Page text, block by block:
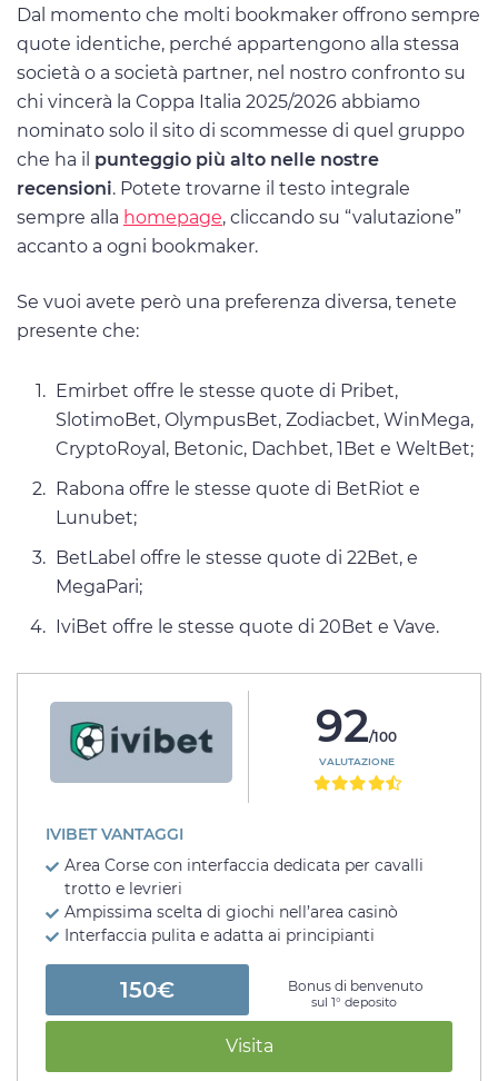
Dal momento che molti bookmaker offrono sempre
quote identiche, perché appartengono alla stessa
società o a società partner, nel nostro confronto su
chi vincerà la Coppa Italia 2025/2026 abbiamo
nominato solo il sito di scommesse di quel gruppo
che ha il punteggio più alto nelle nostre
recensioni. Potete trovarne il testo integrale
sempre alla homepage, cliccando su “valutazione”
accanto a ogni bookmaker.
Se vuoi avete però una preferenza diversa, tenete
presente che:
Emirbet offre le stesse quote di Pribet,
SlotimoBet, OlympusBet, Zodiacbet, WinMega,
CryptoRoyal, Betonic, Dachbet, 1Bet e WeltBet;
Rabona offre le stesse quote di BetRiot e
Lunubet;
BetLabel offre le stesse quote di 22Bet, e
MegaPari;
IviBet offre le stesse quote di 20Bet e Vave.
92/100
VALUTAZIONE
IVIBET VANTAGGI
Area Corse con interfaccia dedicata per cavalli
trotto e levrieri
Ampissima scelta di giochi nell’area casinò
Interfaccia pulita e adatta ai principianti
150€ Bonus di benvenuto
sul 1° deposito
Visita